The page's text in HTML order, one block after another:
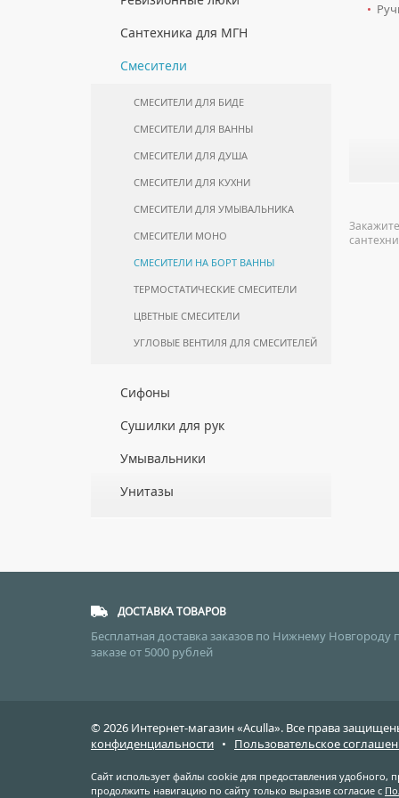
•
ИНСТАЛЛЯЦИЙ
ПОДВЕСНЫЕ
ШКАФЫ НАВЕСНЫЕ
МРАМОРНЫЕ МОЙКИ
ПРОФЕССИОНАЛЬНЫЕ МОЙКИ
СИФОНЫ ДЛЯ КУХОННЫХ МОЕК
КОМПЛЕКТУЮЩИЕ ДЛЯ
ПОЛОТЕНЦЕСУШИТЕЛЕЙ
ЛЮКИ ПОД ПЛИТКУ
Сантехника для МГН
ИНСТАЛЛЯЦИИ ДЛЯ МГН
Смесители
СМЕСИТЕЛИ ДЛЯ БИДЕ
СМЕСИТЕЛИ ДЛЯ ВАННЫ
СМЕСИТЕЛИ ДЛЯ ДУША
СМЕСИТЕЛИ ДЛЯ КУХНИ
СМЕСИТЕЛИ ДЛЯ УМЫВАЛЬНИКА
СМЕСИТЕЛИ МОНО
СМЕСИТЕЛИ НА БОРТ ВАННЫ
ТЕРМОСТАТИЧЕСКИЕ СМЕСИТЕЛИ
ЦВЕТНЫЕ СМЕСИТЕЛИ
УГЛОВЫЕ ВЕНТИЛЯ ДЛЯ СМЕСИТЕЛЕЙ
Сифоны
ДЛЯ ДУШЕВЫХ ПОДДОНОВ
Сушилки для рук
АВТОМАТИЧЕСКИЕ СУШИЛКИ ДЛЯ РУК
Умывальники
ВРЕЗНЫЕ УМЫВАЛЬНИКИ
МАШИНАМИ
УМЫВАЛЬНИКИ С ПЬЕДЕСТАЛАМИ
УМЫВАЛЬНИКОВ
Унитазы
УНИТАЗЫ-КОМПАКТЫ
КОМПЛЕКТУЮЩИЕ ДЛЯ УНИТАЗОВ
ДОСТАВКА ТОВАРОВ
Бесплатная доставка заказов по Нижнему Новгороду
заказе от 5000 рублей
© 2026 Интернет-магазин «Aculla». Все права
конфиденциальности • Пользовательское
Сайт использует файлы cookie для предоставления
продолжить навигацию по сайту только выразив согласие с